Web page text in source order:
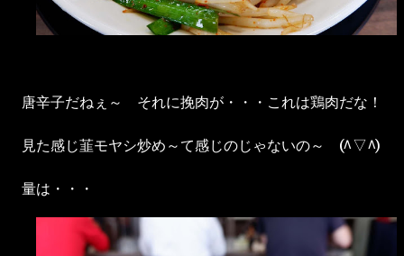
唐辛子だねぇ～ それに挽肉が・・・これは鶏肉だな！
見た感じ韮モヤシ炒め～て感じのじゃないの～ (^▽^)
量は・・・